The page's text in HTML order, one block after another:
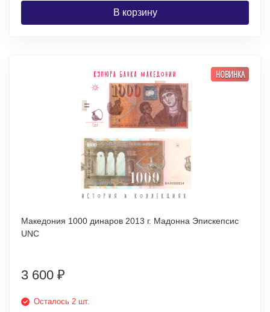
В корзину
НОВИНКА
Македония 1000 динаров 2013 г. Мадонна Эпискепсис
UNC
3 600 ₽
Осталось 2 шт.